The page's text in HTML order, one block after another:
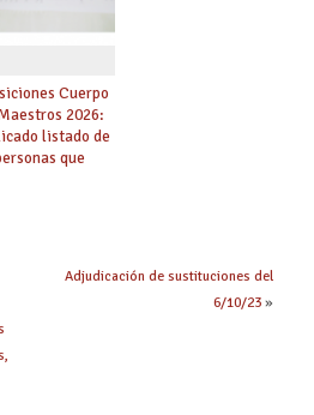
Cuerpo
2026:
listado de
que
Adjudicación de sustituciones del
6/10/23»